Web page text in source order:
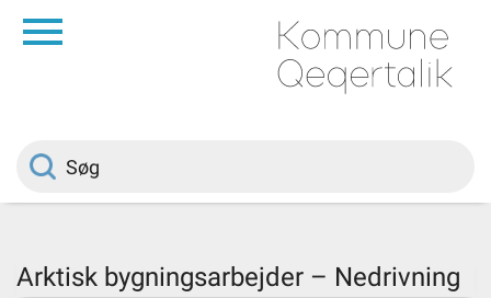
Borger
Arktisk bygningsarbejder – Nedrivning